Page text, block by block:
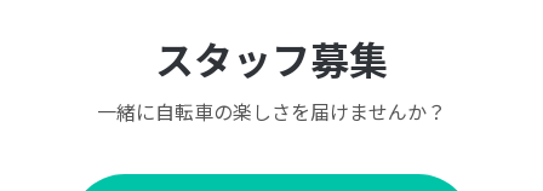
スタッフ募集
一緒に自転車の楽しさを届けませんか？